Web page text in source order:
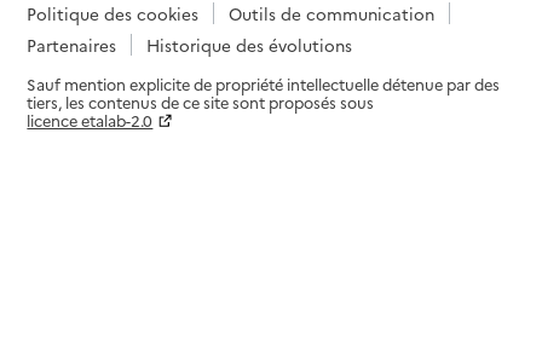
Politique des cookies
Outils de communication
Partenaires
Historique des évolutions
Sauf mention explicite de propriété intellectuelle détenue par des
tiers, les contenus de ce site sont proposés sous
licence etalab-2.0